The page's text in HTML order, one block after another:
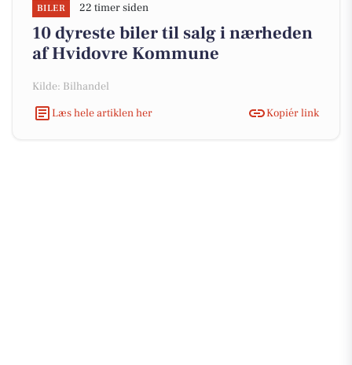
BILER 22 timer siden
10 dyreste biler til salg i nærheden
af Hvidovre Kommune
Kilde: Bilhandel
Læs hele artiklen her
Kopiér link